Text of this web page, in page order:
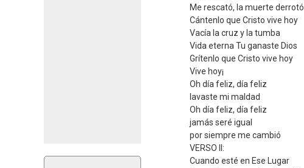
Me rescató, la muerte derrotó
Cántenlo que Cristo vive hoy
Vacía la cruz y la tumba
Vida eterna Tu ganaste Dios
Grítenlo que Cristo vive hoy
Vive hoy¡
Oh día feliz, día feliz
lavaste mi maldad
Oh día feliz, día feliz
jamás seré igual
por siempre me cambió
VERSO II:
Cuando esté en Ese Lugar